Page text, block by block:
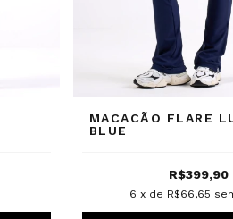
MACACÃO FLARE
BLUE
R$399,90
6 x de R$66,65